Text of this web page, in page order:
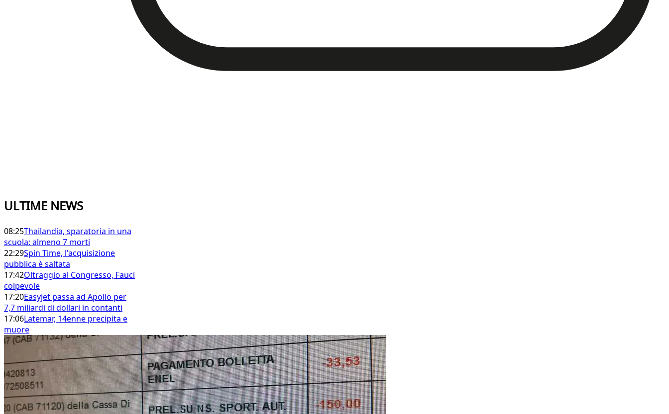
ULTIME NEWS
08:25Thailandia, sparatoria in una
scuola: almeno 7 morti
22:29Spin Time, l'acquisizione
pubblica è saltata
17:42Oltraggio al Congresso, Fauci
colpevole
17:20Easyjet passa ad Apollo per
7,7 miliardi di dollari in contanti
17:06Latemar, 14enne precipita e
muore